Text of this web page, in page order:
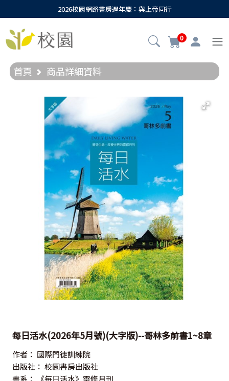
2026校園網路書房週年慶：與上帝同行
0
首頁 商品詳細資料
每日活水(2026年5月號)(大字版)--哥林多前書1~8章
作者： 國際門徒訓練院
出版社： 校園書房出版社